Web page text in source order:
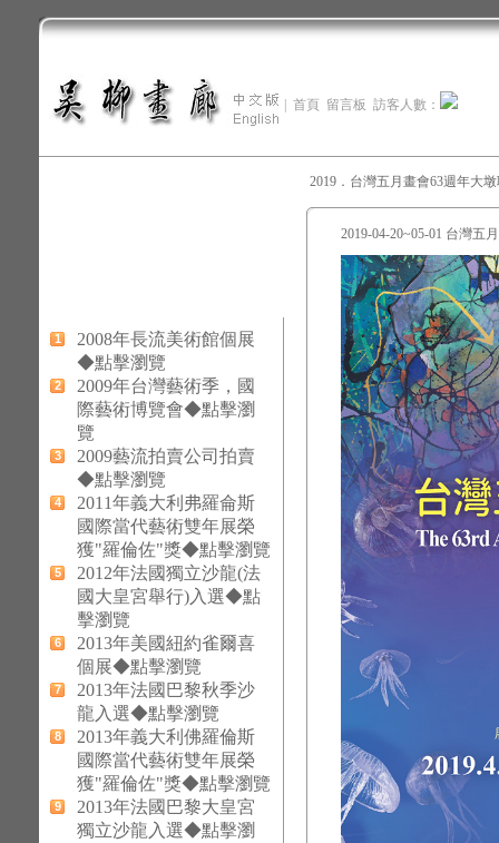
首頁 留言板 訪客人數：
1
2008年長流美術館個展
◆點擊瀏覽
2
2009年台灣藝術季，國
際藝術博覽會◆點擊瀏
覽
3
2009藝流拍賣公司拍賣
◆點擊瀏覽
4
2011年義大利弗羅侖斯
國際當代藝術雙年展榮
獲"羅倫佐"獎◆點擊瀏覽
5
2012年法國獨立沙龍(法
國大皇宮舉行)入選◆點
擊瀏覽
6
2013年美國紐約雀爾喜
個展◆點擊瀏覽
7
2013年法國巴黎秋季沙
龍入選◆點擊瀏覽
8
2013年義大利佛羅倫斯
國際當代藝術雙年展榮
獲"羅倫佐"獎◆點擊瀏覽
9
2013年法國巴黎大皇宮
獨立沙龍入選◆點擊瀏
2019．台灣五月畫會63週年大
2019-04-20~05-01 台灣五